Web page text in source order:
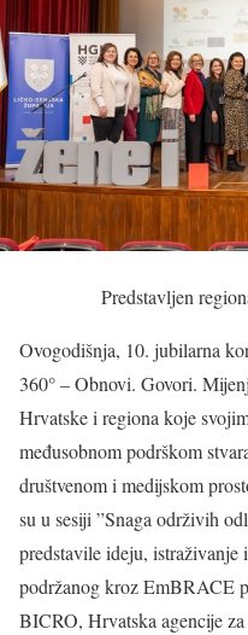
Predstavljen
Ovogodišnja, 10. jubilarna
360° – Obnovi. Govori.
Hrvatske i regiona koje
međusobnom podrškom
društvenom i medijskom
su u sesiji ”Snaga održivih
predstavile ideju, istraživanje
podržanog kroz EmBRACE
BICRO, Hrvatska agencije